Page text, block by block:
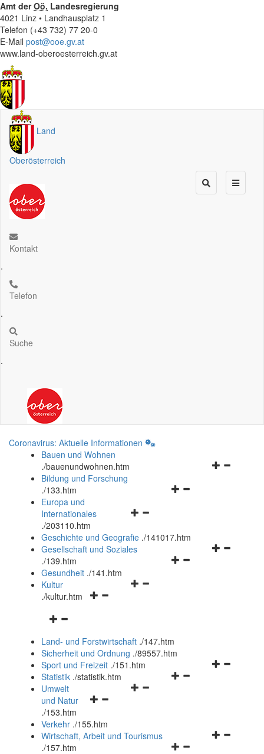
Amt derOö. Landesregierung
4021 Linz • Landhausplatz 1
Telefon (+43 732) 77 20-0
E-Mail post@ooe.gv.at
www.land-oberoesterreich.gv.at
Land
Oberösterreich
Kontakt
.
Telefon
.
Suche
.
Coronavirus: Aktuelle Informationen
Bauen und Wohnen
./bauenundwohnen.htm
Navigationsmenü
Bildung und Forschung
./133.htm
Navigationsmenü
und
schließen
Europa und
Internationales
./203110.htm
Geschichte und Geografie ./141017.htm
Navigationsmenü
Gesellschaft und Soziales
./139.htm
Navigationsmenü
Gesundheit ./141.htm
Navigationsmenü
Kultur
./kultur.htm
Navigationsmenü
und
schließen
Land- und Forstwirtschaft ./147.htm
Sicherheit und Ordnung ./89557.htm
Navigationsmenü
Sport und Freizeit ./151.htm
Navigationsmenü
Statistik ./statistik.htm
Navigationsmenü
und
schließen
Umwelt
und Natur
./153.htm
Verkehr ./155.htm
Navigationsmenü
Wirtschaft, Arbeit und Tourismus
./157.htm